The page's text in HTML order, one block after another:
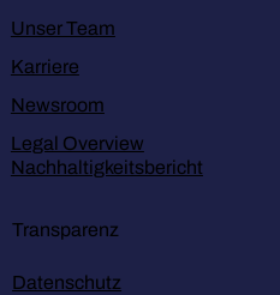
Unser Team
Karriere
Newsroom
Legal Overview
Nachhaltigkeitsbericht
Transparenz
Datenschutz